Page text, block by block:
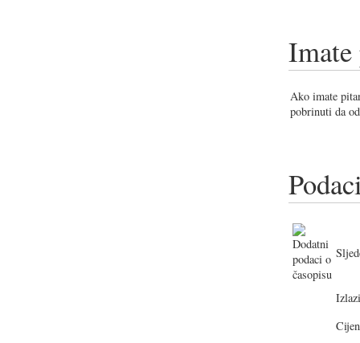
Imate
Ako imate
pobrinuti da